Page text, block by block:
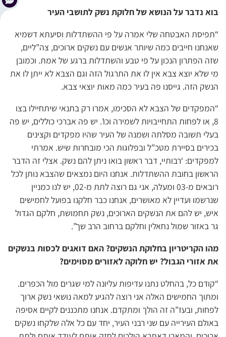
בוא נדבר על הנושא של חלוקת נשק לתושבי העיר
“תפיסת האבטחה שלי אמרה על פי ההשתדלות וסיעתא דשמיא
שאנחנו חייבים כמה שיותר אנשים עם נשקים ארוכים, צה”ליים,
שזה הפתרון הנכון על פי טבע והשתדלות ברגע של אמת. וכמובן
מי שלא יוצא צבא אין לו את התרגול הזה וגם הצבא לא ייתן לו את
הנשק הזה. גייסנו פה בעיר כמה מאות יוצאי צבא.
“המפקדים של הצבא לא הסכימו, אמרו רק בתנאי שיתחיילו בצו
8, או לפחות התחייבויות לשמירה וכו’. יש פה אברכי כוללים, יש פה
בעלי תשובה מסלתה ושמנה של העיר שהיו מפקדים וקצינים
בכירים בסיירת מטכ”ל ובפלוגות הכי מובחרות שיש. אמרתי
למפקדים: ‘רבותיי, דבר ראשון בואו ניתן להם נשק. אצלי זה הדבר
הראשון בחובת ההשתדלות. אנחנו היום נמצאים שהצבא נותן לכל
רובאים מ-03 ומעלה, אני גם רוצה לתת מ-02, יש לנו כמניין
שנרשמו ועדיין לא מאושרים, אנחנו כבר חלקנו בפועל לחמישים
איש, יש להם את הנשקים הארוכים, נשק תחמושת, חלקם הגדול
גר באזור שמול נחאלין וחלקם ברחוב הרב שך”.
מהו הקריטריון בחלוקת הנשקים? האם דואגים לכסות בנשקים
את אזורי הגבול? יש חלוקה לאזורים מסוימים?
“קודם כל, בהחלט נתנו עדיפות עליונה למי שגרים מול הכפרים.
ומתוך החמישים האלה אני רוצה להגיע למאה נושאי נשק ארוך
לפחות, ובעז”ה זה הולך ומתקדם. אנחנו מתכננים לקיים אסיפה
באולם העירייה עם שני רבני העיר, יחד עם כל אלה שלקחו נשקים